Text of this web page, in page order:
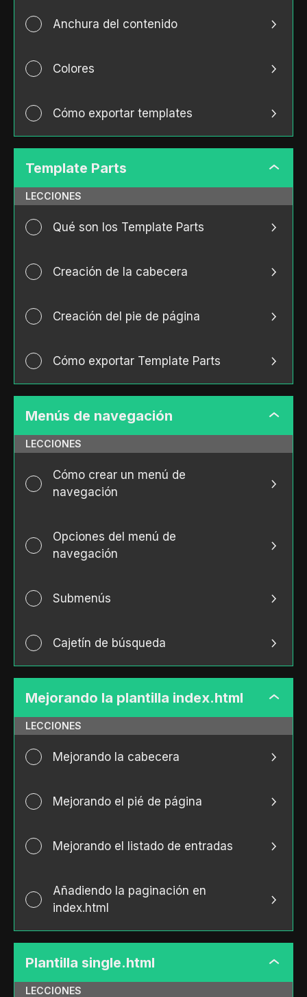
Anchura del contenido
Colores
Cómo exportar templates
Template Parts
Parts
LECCIONES
Qué son los Template Parts
Creación de la cabecera
Creación del pie de página
Cómo exportar Template Parts
Menús de navegación
Menús
de
LECCIONES
Cómo crear un menú de
navegación
Opciones del menú de
navegación
Submenús
Cajetín de búsqueda
Mejorando la plantilla index.html
la
LECCIONES
Mejorando la cabecera
Mejorando el pié de página
Mejorando el listado de entradas
Añadiendo la paginación en
index.html
Plantilla single.html
LECCIONES